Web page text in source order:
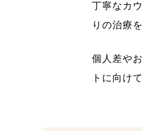
丁寧なカ
りの治療
個人差や
トに向け